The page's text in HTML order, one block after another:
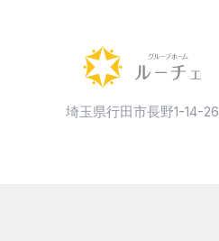
埼玉県行田市長野1-14-26